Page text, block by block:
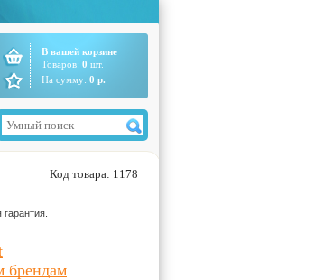
В вашей корзине
Товаров: 0 шт.
На сумму: 0 р.
Код товара: 1178
брендам